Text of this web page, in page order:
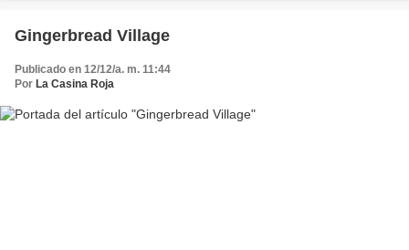
Gingerbread Village
Publicado en 12/12/a. m. 11:44
Por La Casina Roja